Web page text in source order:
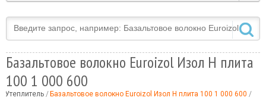
Базальтовое волокно Euroizol Изол Н плита
100 1 000 600
Утеплитель Базальтовое волокно Euroizol Изол Н плита 100 1 000 600